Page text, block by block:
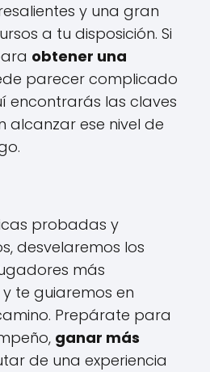
y una gran
a tu disposición. Si
obtener una
parecer complicado
encontrarás las claves
alcanzar ese nivel de
probadas y
desvelaremos los
más
te guiaremos en
Prepárate para
ganar más
de una experiencia